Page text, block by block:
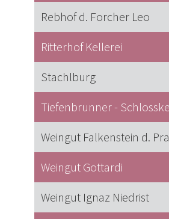
Rebhof d. Forcher Leo
Ritterhof Kellerei
Stachlburg
Tiefenbrunner -
Weingut Falkenstein d.
Weingut Gottardi
Weingut Ignaz Niedrist